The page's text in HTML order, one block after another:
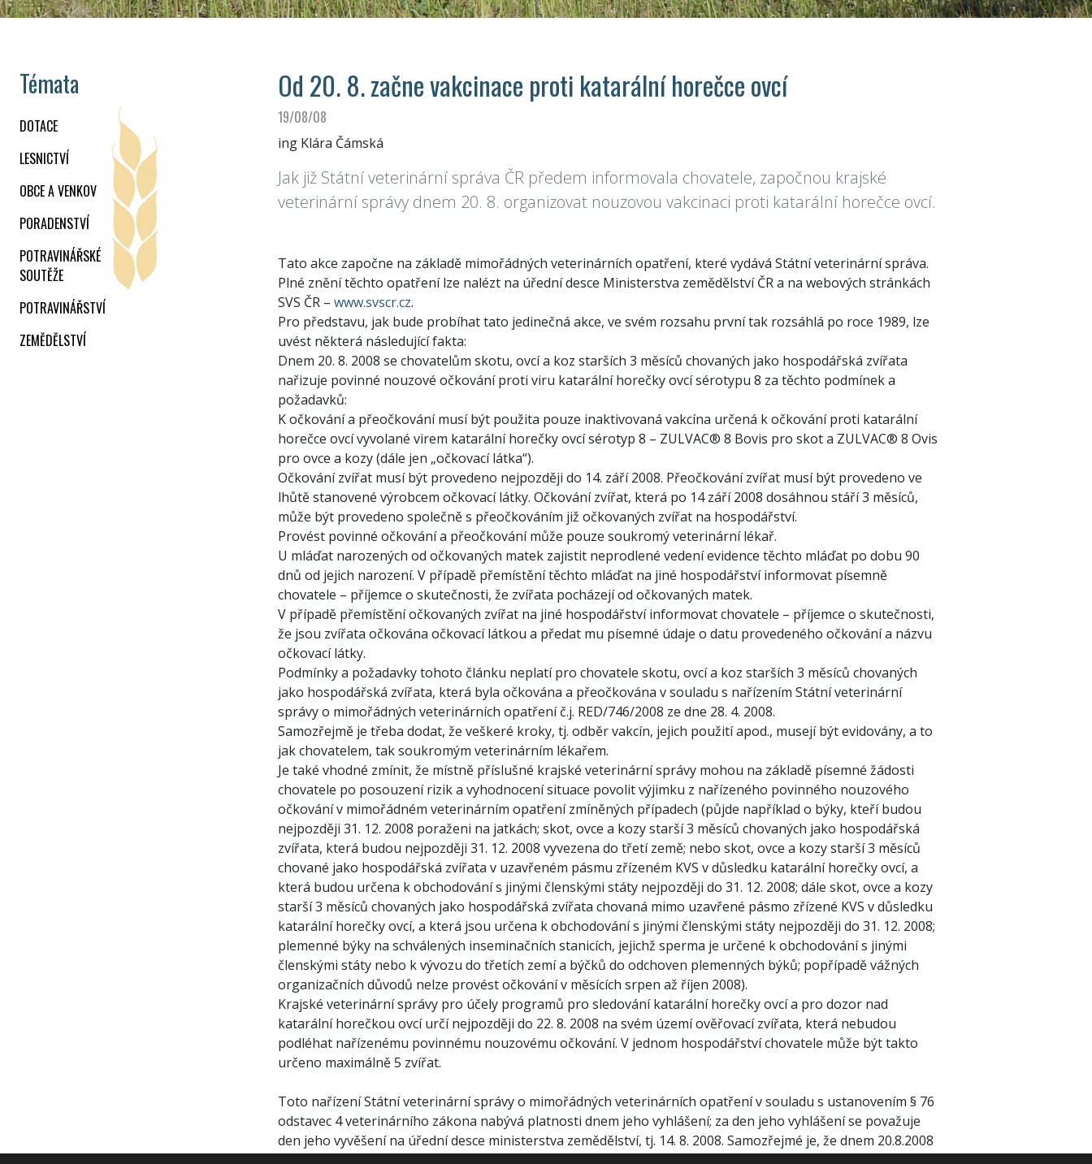
Témata
DOTACE
LESNICTVÍ
OBCE A VENKOV
PORADENSTVÍ
POTRAVINÁŘSKÉ
SOUTĚŽE
POTRAVINÁŘSTVÍ
ZEMĚDĚLSTVÍ
Od 20. 8. začne vakcinace proti katarální horečce ovcí
19/08/08
ing Klára Čámská
Jak již Státní veterinární správa ČR předem informovala chovatele, započnou krajské
veterinární správy dnem 20. 8. organizovat nouzovou vakcinaci proti katarální horečce ovcí.
Tato akce započne na základě mimořádných veterinárních opatření, které vydává Státní veterinární správa.
Plné znění těchto opatření lze nalézt na úřední desce Ministerstva zemědělství ČR a na webových stránkách
SVS ČR – www.svscr.cz.
Pro představu, jak bude probíhat tato jedinečná akce, ve svém rozsahu první tak rozsáhlá po roce 1989, lze
uvést některá následující fakta:
Dnem 20. 8. 2008 se chovatelům skotu, ovcí a koz starších 3 měsíců chovaných jako hospodářská zvířata
nařizuje povinné nouzové očkování proti viru katarální horečky ovcí sérotypu 8 za těchto podmínek a
požadavků:
K očkování a přeočkování musí být použita pouze inaktivovaná vakcína určená k očkování proti katarální
horečce ovcí vyvolané virem katarální horečky ovcí sérotyp 8 – ZULVAC® 8 Bovis pro skot a ZULVAC® 8 Ovis
pro ovce a kozy (dále jen „očkovací látka“).
Očkování zvířat musí být provedeno nejpozději do 14. září 2008. Přeočkování zvířat musí být provedeno ve
lhůtě stanovené výrobcem očkovací látky. Očkování zvířat, která po 14 září 2008 dosáhnou stáří 3 měsíců,
může být provedeno společně s přeočkováním již očkovaných zvířat na hospodářství.
Provést povinné očkování a přeočkování může pouze soukromý veterinární lékař.
U mláďat narozených od očkovaných matek zajistit neprodlené vedení evidence těchto mláďat po dobu 90
dnů od jejich narození. V případě přemístění těchto mláďat na jiné hospodářství informovat písemně
chovatele – příjemce o skutečnosti, že zvířata pocházejí od očkovaných matek.
V případě přemístění očkovaných zvířat na jiné hospodářství informovat chovatele – příjemce o skutečnosti,
že jsou zvířata očkována očkovací látkou a předat mu písemné údaje o datu provedeného očkování a názvu
očkovací látky.
Podmínky a požadavky tohoto článku neplatí pro chovatele skotu, ovcí a koz starších 3 měsíců chovaných
jako hospodářská zvířata, která byla očkována a přeočkována v souladu s nařízením Státní veterinární
správy o mimořádných veterinárních opatření č.j. RED/746/2008 ze dne 28. 4. 2008.
Samozřejmě je třeba dodat, že veškeré kroky, tj. odběr vakcín, jejich použití apod., musejí být evidovány, a to
jak chovatelem, tak soukromým veterinárním lékařem.
Je také vhodné zmínit, že místně příslušné krajské veterinární správy mohou na základě písemné žádosti
chovatele po posouzení rizik a vyhodnocení situace povolit výjimku z nařízeného povinného nouzového
očkování v mimořádném veterinárním opatření zmíněných případech (půjde například o býky, kteří budou
nejpozději 31. 12. 2008 poraženi na jatkách; skot, ovce a kozy starší 3 měsíců chovaných jako hospodářská
zvířata, která budou nejpozději 31. 12. 2008 vyvezena do třetí země; nebo skot, ovce a kozy starší 3 měsíců
chované jako hospodářská zvířata v uzavřeném pásmu zřízeném KVS v důsledku katarální horečky ovcí, a
která budou určena k obchodování s jinými členskými státy nejpozději do 31. 12. 2008; dále skot, ovce a kozy
starší 3 měsíců chovaných jako hospodářská zvířata chovaná mimo uzavřené pásmo zřízené KVS v důsledku
katarální horečky ovcí, a která jsou určena k obchodování s jinými členskými státy nejpozději do 31. 12. 2008;
plemenné býky na schválených inseminačních stanicích, jejichž sperma je určené k obchodování s jinými
členskými státy nebo k vývozu do třetích zemí a býčků do odchoven plemenných býků; popřípadě vážných
organizačních důvodů nelze provést očkování v měsících srpen až říjen 2008).
Krajské veterinární správy pro účely programů pro sledování katarální horečky ovcí a pro dozor nad
katarální horečkou ovcí určí nejpozději do 22. 8. 2008 na svém území ověřovací zvířata, která nebudou
podléhat nařízenému povinnému nouzovému očkování. V jednom hospodářství chovatele může být takto
určeno maximálně 5 zvířat.
Toto nařízení Státní veterinární správy o mimořádných veterinárních opatření v souladu s ustanovením § 76
odstavec 4 veterinárního zákona nabývá platnosti dnem jeho vyhlášení; za den jeho vyhlášení se považuje
den jeho vyvěšení na úřední desce ministerstva zemědělství, tj. 14. 8. 2008. Samozřejmé je, že dnem 20.8.2008
se ruší nařízení Státní veterinární správy o mimořádných veterinárních opatření č..j. RED/746/2008 ze dne 28.